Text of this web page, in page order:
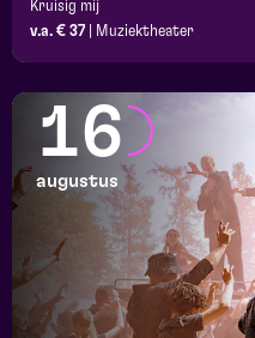
Kruisig mij
v.a. € 37
Muziektheater
16
augustus